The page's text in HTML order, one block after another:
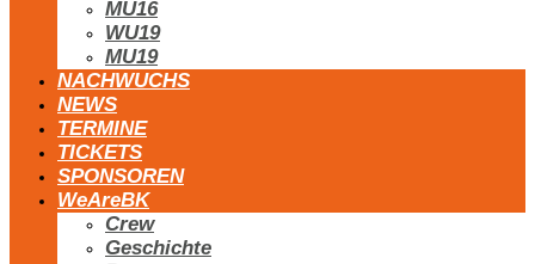
MU16
WU19
MU19
NACHWUCHS
NEWS
TERMINE
TICKETS
SPONSOREN
WeAreBK
Crew
Geschichte